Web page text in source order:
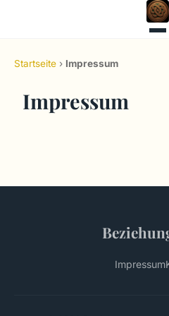
Startseite › Impressum
Impressum
Impressum